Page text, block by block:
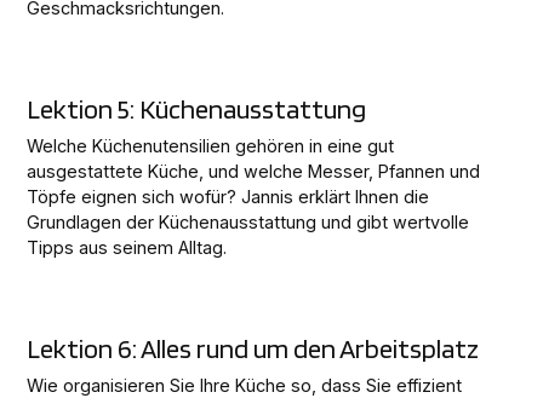
Geschmacksrichtungen.
Lektion 5: Küchenausstattung
Welche Küchenutensilien gehören in eine gut
ausgestattete Küche, und welche Messer, Pfannen und
Töpfe eignen sich wofür? Jannis erklärt Ihnen die
Grundlagen der Küchenausstattung und gibt wertvolle
Tipps aus seinem Alltag.
Lektion 6: Alles rund um den Arbeitsplatz
Wie organisieren Sie Ihre Küche so, dass Sie effizient